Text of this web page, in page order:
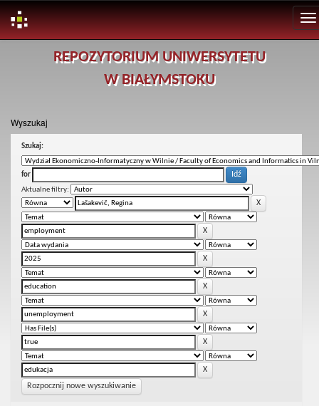
REPOZYTORIUM UNIWERSYTETU
W BIAŁYMSTOKU
Wyszukaj
Szukaj:
for
Aktualne filtry:
Rozpocznij nowe wyszukiwanie